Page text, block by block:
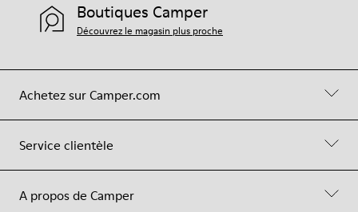
Achetez sur Camper.com
Service clientèle
A propos de Camper
Boutiques Camper
Découvrez le magasin plus proche